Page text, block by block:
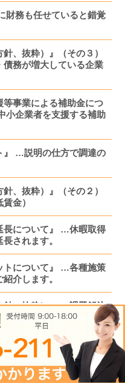
財務も任せていると錯覚
、抜粋）』（その３）
務が増大している企業
等事業による補助金につ
小企業者を支援する補助
』 …説明の仕方で調達の
、抜粋）』（その２）
金）
長について』 …休暇取得
されます。
トについて』 …各種施策
介します。
針、抜粋）』 …課題解決
可能な経済を実現
長について』 …令和４年
た。